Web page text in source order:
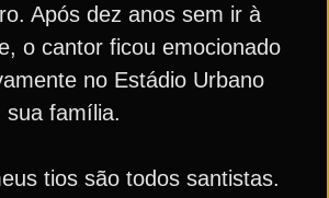
Após dez anos sem ir à
o cantor ficou emocionado
no Estádio Urbano
sua família.
tios são todos santistas.